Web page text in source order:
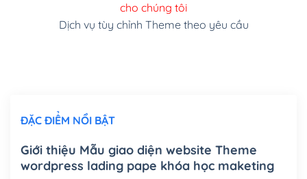
Cài đặt SMTP Mail cho site Wordpress(+100,000₫)
Mua thêm Host + Tên miền
Tên miền quốc tế .com .net .org (1 năm)
Tên miền Việt Nam .vn (1 năm)(+550,000₫)
cho chúng tôi
Dịch vụ tùy chỉnh Theme theo yêu cầu
ĐẶC ĐIỂM NỔI BẬT
Giới thiệu Mẫu giao diện website Theme
wordpress lading pape khóa học maketing